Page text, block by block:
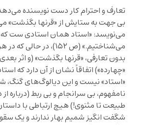
تعارف و احترام کار دست نویسنده
بی جهت به ستایش از «قرنها بگذشت»
می‌نویسد: «استاد همان استادی ست که
می‌شناختیم.» (ص ۱۵۲)، در حالی
بدون تعارفی، «قرنها بگذشت» (و اثر بعدی
«چهارده») اتفاقاً نشان از آن دارد که
«استاد» نیست و این دیالوگ‌های گنگ،
نامفهوم، بی سرانجام و بی ربط (درباره
طبیعت تا مثنوی!) هیچ ارتباطی با
شگفت انگیز شمیم بهار ندارند و یک